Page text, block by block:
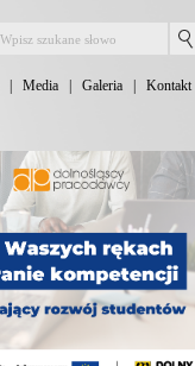
Media Galeria Kontakt